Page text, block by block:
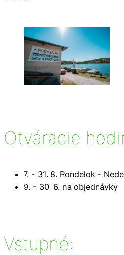
Otváracie
7. - 31. 8. Pondelok -
9. - 30. 6. na objednávky
Vstupné: